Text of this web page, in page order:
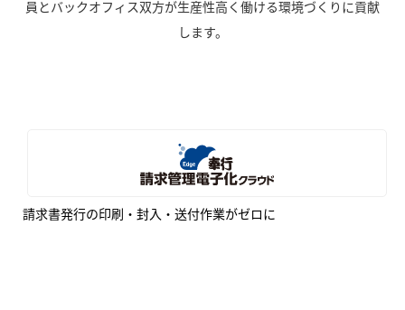
員とバックオフィス双方が生産性高く働ける環境づくりに貢献
します。
請求書発行の印刷・封入・送付作業がゼロに